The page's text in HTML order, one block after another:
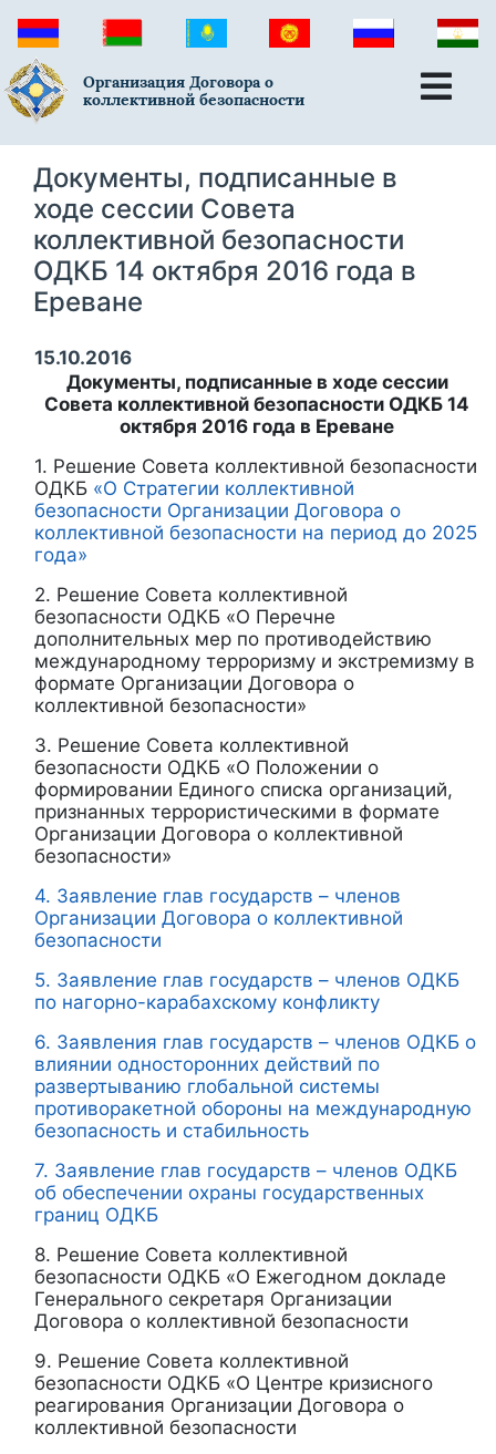
Организация Договора о
коллективной безопасности
Документы, подписанные в
ходе сессии Совета
коллективной безопасности
ОДКБ 14 октября 2016 года в
Ереване
15.10.2016
Документы, подписанные в ходе сессии
Совета коллективной безопасности ОДКБ 14
октября 2016 года в Ереване
1. Решение Совета коллективной безопасности
ОДКБ «О Стратегии коллективной
безопасности Организации Договора о
коллективной безопасности на период до 2025
года»
2. Решение Совета коллективной
безопасности ОДКБ «О Перечне
дополнительных мер по противодействию
международному терроризму и экстремизму в
формате Организации Договора о
коллективной безопасности»
3. Решение Совета коллективной
безопасности ОДКБ «О Положении о
формировании Единого списка организаций,
признанных террористическими в формате
Организации Договора о коллективной
безопасности»
4. Заявление глав государств – членов
Организации Договора о коллективной
безопасности
5. Заявление глав государств – членов ОДКБ
по нагорно-карабахскому конфликту
6. Заявления глав государств – членов ОДКБ о
влиянии односторонних действий по
развертыванию глобальной системы
противоракетной обороны на международную
безопасность и стабильность
7. Заявление глав государств – членов ОДКБ
об обеспечении охраны государственных
границ ОДКБ
8. Решение Совета коллективной
безопасности ОДКБ «О Ежегодном докладе
Генерального секретаря Организации
Договора о коллективной безопасности
9. Решение Совета коллективной
безопасности ОДКБ «О Центре кризисного
реагирования Организации Договора о
коллективной безопасности